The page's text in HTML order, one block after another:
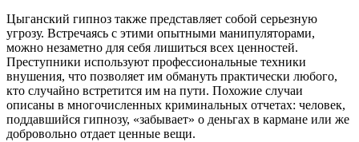
Цыганский гипноз также представляет собой серьезную
угрозу. Встречаясь с этими опытными манипуляторами,
можно незаметно для себя лишиться всех ценностей.
Преступники используют профессиональные техники
внушения, что позволяет им обмануть практически любого,
кто случайно встретится им на пути. Похожие случаи
описаны в многочисленных криминальных отчетах: человек,
поддавшийся гипнозу, «забывает» о деньгах в кармане или же
добровольно отдает ценные вещи.